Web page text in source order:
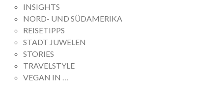
INSIGHTS
NORD- UND SÜDAMERIKA
REISETIPPS
STADT JUWELEN
STORIES
TRAVELSTYLE
VEGAN IN …